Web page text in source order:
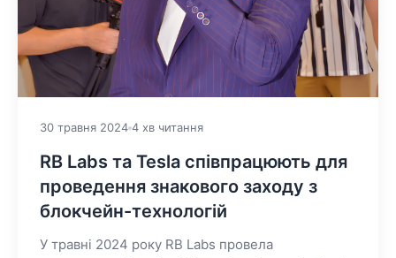
30 травня 2024 4 хв читання
RB Labs та Tesla співпрацюють для
проведення знакового заходу з
блокчейн-технологій
У травні 2024 року RB Labs провела